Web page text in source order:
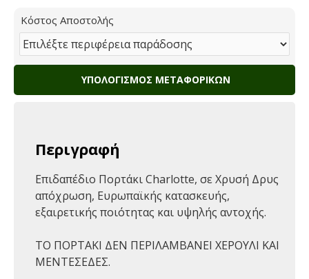
Κόστος Αποστολής
ΥΠΟΛΟΓΙΣΜΌΣ ΜΕΤΑΦΟΡΙΚΏΝ
Περιγραφή
Επιδαπέδιο Πορτάκι Charlotte, σε Χρυσή Δρυς
απόχρωση, Ευρωπαϊκής κατασκευής,
εξαιρετικής ποιότητας και υψηλής αντοχής.
ΤΟ ΠΟΡΤΑΚΙ ΔΕΝ ΠΕΡΙΛΑΜΒΑΝΕΙ ΧΕΡΟΥΛΙ ΚΑΙ
ΜΕΝΤΕΣΕΔΕΣ.